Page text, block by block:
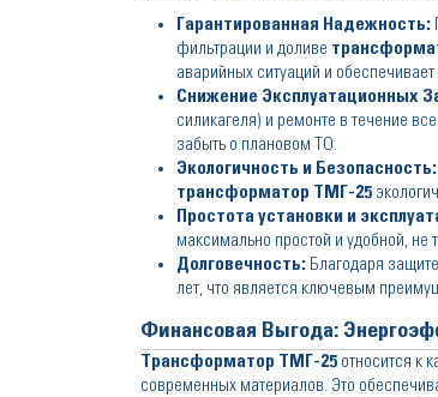
Гарантированная Надежность:
фильтрации и доливе
аварийных ситуаций и
Снижение Эксплуатационных
силикагеля) и ремонте в течение
забыть о плановом ТО.
Экологичность и Безопасность:
трансформатор ТМГ-25
Простота установки и
максимально простой и удобной,
Долговечность: Благодаря защите
лет, что является ключевым
Финансовая Выгода:
Трансформатор ТМГ-25 относится к
современных материалов. Это